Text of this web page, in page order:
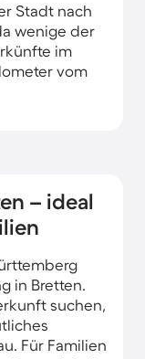
Stadt nach
wenige der
im
vom
– ideal
in Bretten.
suchen,
Für Familien